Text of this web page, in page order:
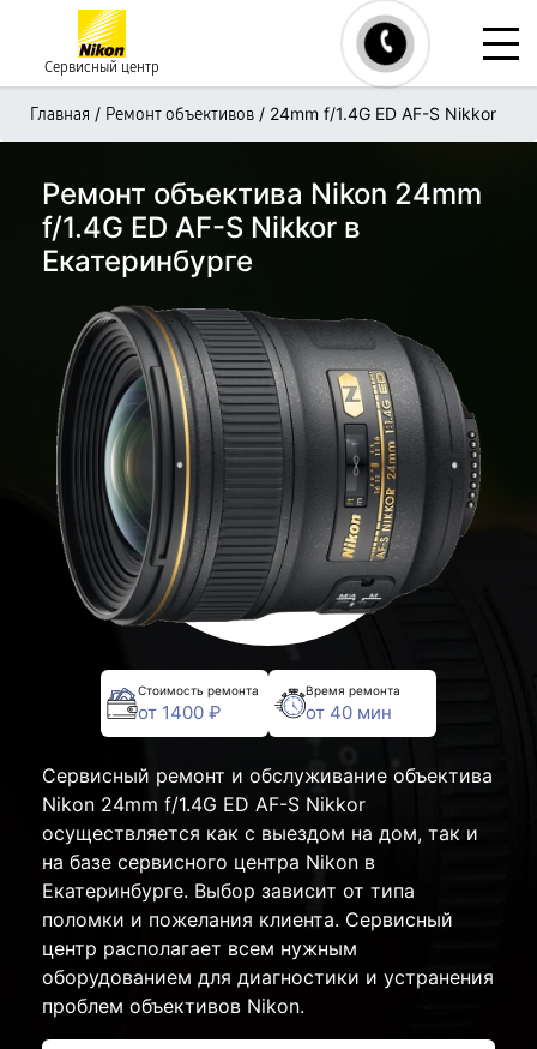
Сервисный центр
Главная / Ремонт объективов / 24mm f/1.4G ED AF-S Nikkor
Ремонт объектива Nikon 24mm
f/1.4G ED AF-S Nikkor в
Екатеринбурге
Стоимость ремонта
от 1400 ₽
Время ремонта
от 40 мин
Сервисный ремонт и обслуживание объектива
Nikon 24mm f/1.4G ED AF-S Nikkor
осуществляется как с выездом на дом, так и
на базе сервисного центра Nikon в
Екатеринбурге. Выбор зависит от типа
поломки и пожелания клиента. Сервисный
центр располагает всем нужным
оборудованием для диагностики и устранения
проблем объективов Nikon.